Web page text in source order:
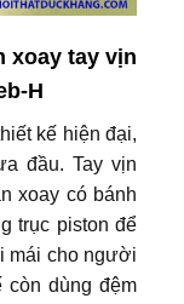
xoay tay vịn
H
kế hiện đại,
đầu. Tay vịn
xoay có bánh
trục piston để
mái cho người
còn dùng đệm